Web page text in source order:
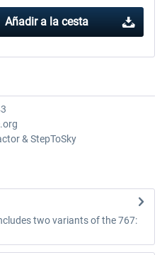
Añadir a la cesta
& StepToSky
two variants of the 767: